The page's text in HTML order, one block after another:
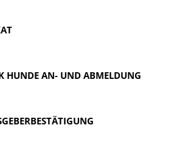
HUNDE AN- UND ABMELDUNG